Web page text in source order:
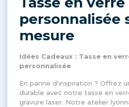
personnalisée
mesure
Idées Cadeaux : Tasse en
personnalisée
En panne d'inspiration ? Offrez
durable avec notre tasse en
gravure laser. Notre atelier